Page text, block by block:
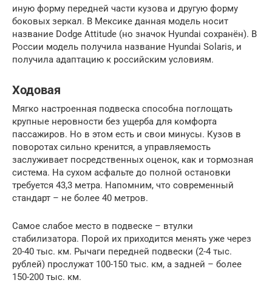
иную форму передней части кузова и другую форму
боковых зеркал. В Мексике данная модель носит
название Dodge Attitude (но значок Hyundai сохранён). В
России модель получила название Hyundai Solaris, и
получила адаптацию к российским условиям.
Ходовая
Мягко настроенная подвеска способна поглощать
крупные неровности без ущерба для комфорта
пассажиров. Но в этом есть и свои минусы. Кузов в
поворотах сильно кренится, а управляемость
заслуживает посредственных оценок, как и тормозная
система. На сухом асфальте до полной остановки
требуется 43,3 метра. Напомним, что современный
стандарт – не более 40 метров.
Самое слабое место в подвеске – втулки
стабилизатора. Порой их приходится менять уже через
20-40 тыс. км. Рычаги передней подвески (2-4 тыс.
рублей) прослужат 100-150 тыс. км, а задней – более
150-200 тыс. км.